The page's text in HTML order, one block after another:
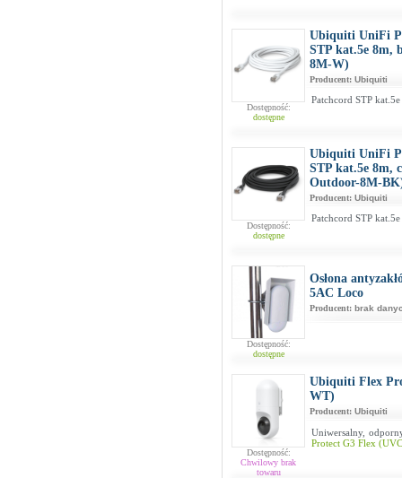
Dostępność:
dostępne
Ubiquiti UniFi
STP kat.5e 8m,
8M-W)
Producent: Ubiquiti
Patchcord STP
Dostępność:
dostępne
Ubiquiti UniFi
STP kat.5e 8m,
Outdoor-8M-
Producent: Ubiquiti
Patchcord STP
Dostępność:
dostępne
Osłona
5AC Loco
Producent: brak
Dostępność:
Chwilowy brak
towaru
Ubiquiti Flex
WT)
Producent: Ubiquiti
Uniwersalny,
Protect G3 Flex